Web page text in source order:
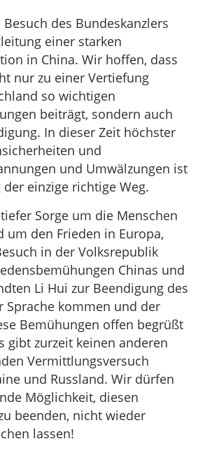
des Bundeskanzlers
einer starken
in China. Wir hoffen, dass
nur zu einer Vertiefung
so wichtigen
beiträgt, sondern auch
In dieser Zeit höchster
und
und Umwälzungen ist
einzige richtige Weg.
Sorge um die Menschen
um den Frieden in Europa,
in der Volksrepublik
Chinas und
Li Hui zur Beendigung des
Sprache kommen und der
Bemühungen offen begrüßt
gibt zurzeit keinen anderen
Vermittlungsversuch
und Russland. Wir dürfen
Möglichkeit, diesen
beenden, nicht wieder
lassen!